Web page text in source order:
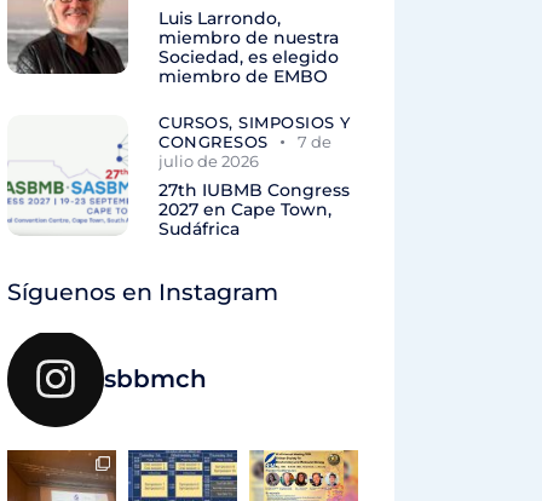
Luis Larrondo,
miembro de nuestra
Sociedad, es elegido
miembro de EMBO
CURSOS, SIMPOSIOS Y
CONGRESOS
7 de
julio de 2026
27th IUBMB Congress
2027 en Cape Town,
Sudáfrica
Síguenos en Instagram
sbbmch